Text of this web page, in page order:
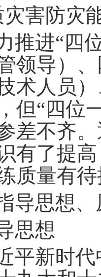
灾害防灾
推进“ 四
领导）
术人员
但“ 四位
差不齐。
有了提
质量有
导思想
思想
平新时